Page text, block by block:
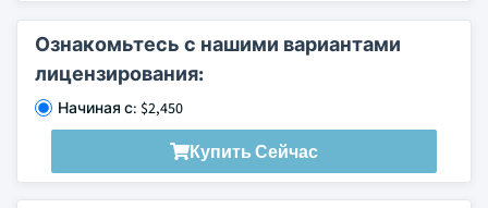
Ознакомьтесь с нашими вариантами
лицензирования:
Начиная с: $2,450
Купить Сейчас